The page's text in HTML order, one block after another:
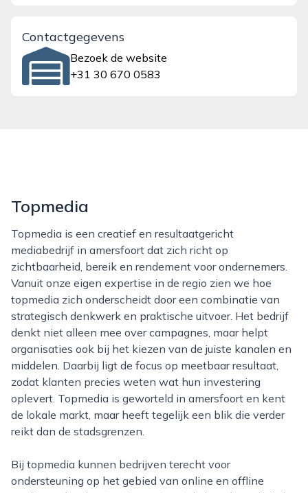
Contactgegevens
Bezoek de website
+31 30 670 0583
Topmedia
Topmedia is een creatief en resultaatgericht
mediabedrijf in amersfoort dat zich richt op
zichtbaarheid, bereik en rendement voor ondernemers.
Vanuit onze eigen expertise in de regio zien we hoe
topmedia zich onderscheidt door een combinatie van
strategisch denkwerk en praktische uitvoer. Het bedrijf
denkt niet alleen mee over campagnes, maar helpt
organisaties ook bij het kiezen van de juiste kanalen en
middelen. Daarbij ligt de focus op meetbaar resultaat,
zodat klanten precies weten wat hun investering
oplevert. Topmedia is geworteld in amersfoort en kent
de lokale markt, maar heeft tegelijk een blik die verder
reikt dan de stadsgrenzen.
Bij topmedia kunnen bedrijven terecht voor
ondersteuning op het gebied van online en offline